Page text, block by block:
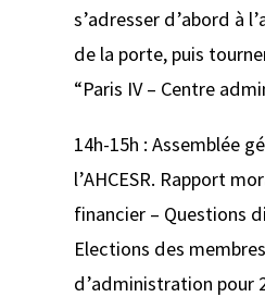
s’adresser d’abord à
de la porte, puis
“Paris IV – Centre
14h-15h : Assemblée
l’AHCESR. Rapport
financier – Questions
Elections des
d’administration pour